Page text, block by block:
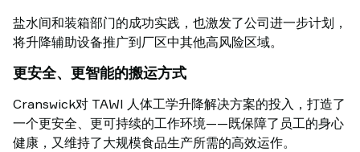
盐水间和装箱部门的成功实践，也激发了公司进一步计划，
将升降辅助设备推广到厂区中其他高风险区域。
更安全、更智能的搬运方式
Cranswick对 TAWI 人体工学升降解决方案的投入，打造了
一个更安全、更可持续的工作环境——既保障了员工的身心
健康，又维持了大规模食品生产所需的高效运作。